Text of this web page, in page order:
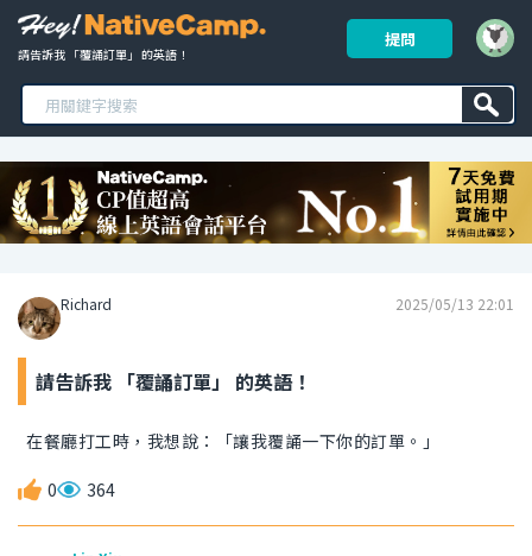
請告訴我 「覆誦訂單」 的英語！
提問
Richard 2025/05/13 22:01
請告訴我 「覆誦訂單」 的英語！
在餐廳打工時，我想說：「讓我覆誦一下你的訂單。」
0 364